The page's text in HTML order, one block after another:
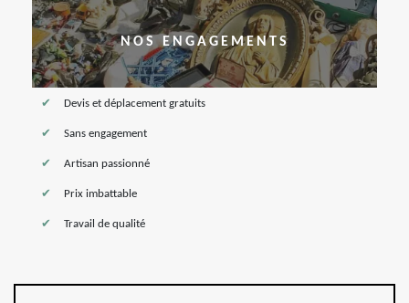
NOS ENGAGEMENTS
Devis et déplacement gratuits
Sans engagement
Artisan passionné
Prix imbattable
Travail de qualité